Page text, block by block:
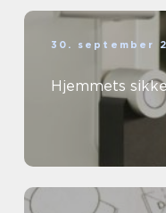
30. september
Hjemmets